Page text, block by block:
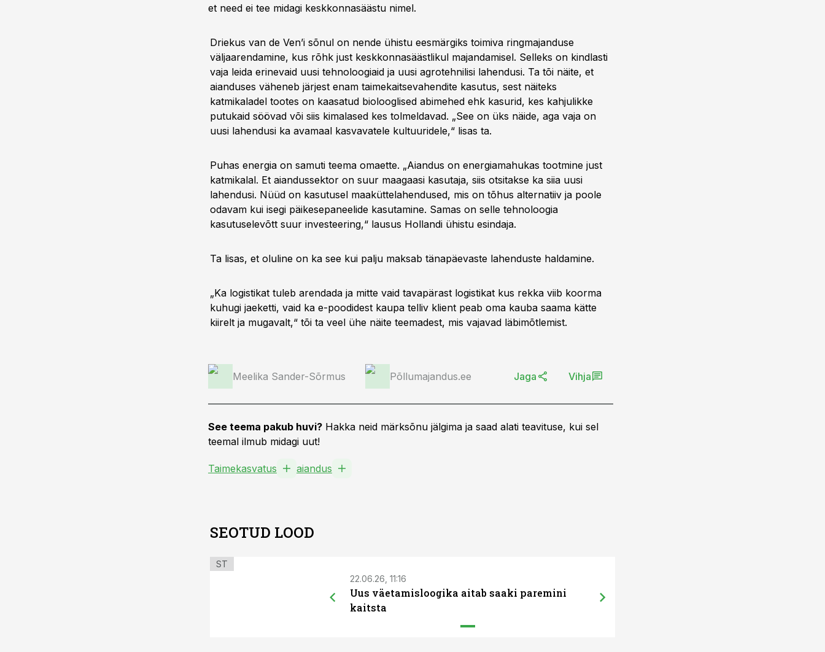
et need ei tee midagi keskkonnasäästu nimel.
Driekus van de Ven’i sõnul on nende ühistu eesmärgiks toimiva ringmajanduse
väljaarendamine, kus rõhk just keskkonnasäästlikul majandamisel. Selleks on kindlasti
vaja leida erinevaid uusi tehnoloogiaid ja uusi agrotehnilisi lahendusi. Ta tõi näite, et
aianduses väheneb järjest enam taimekaitsevahendite kasutus, sest näiteks
katmikaladel tootes on kaasatud biolooglised abimehed ehk kasurid, kes kahjulikke
putukaid söövad või siis kimalased kes tolmeldavad. „See on üks näide, aga vaja on
uusi lahendusi ka avamaal kasvavatele kultuuridele,“ lisas ta.
Puhas energia on samuti teema omaette. „Aiandus on energiamahukas tootmine just
katmikalal. Et aiandussektor on suur maagaasi kasutaja, siis otsitakse ka siia uusi
lahendusi. Nüüd on kasutusel maaküttelahendused, mis on tõhus alternatiiv ja poole
odavam kui isegi päikesepaneelide kasutamine. Samas on selle tehnoloogia
kasutuselevõtt suur investeering,“ lausus Hollandi ühistu esindaja.
Ta lisas, et oluline on ka see kui palju maksab tänapäevaste lahenduste haldamine.
„Ka logistikat tuleb arendada ja mitte vaid tavapärast logistikat kus rekka viib koorma
kuhugi jaeketti, vaid ka e-poodidest kaupa telliv klient peab oma kauba saama kätte
kiirelt ja mugavalt,“ tõi ta veel ühe näite teemadest, mis vajavad läbimõtlemist.
Meelika Sander-Sõrmus Põllumajandus.ee Jaga Vihja
See teema pakub huvi? Hakka neid märksõnu jälgima ja saad alati teavituse, kui sel
teemal ilmub midagi uut!
Taimekasvatus aiandus
SEOTUD LOOD
ST
22.06.26, 11:16
Uus väetamisloogika aitab saaki paremini
kaitsta